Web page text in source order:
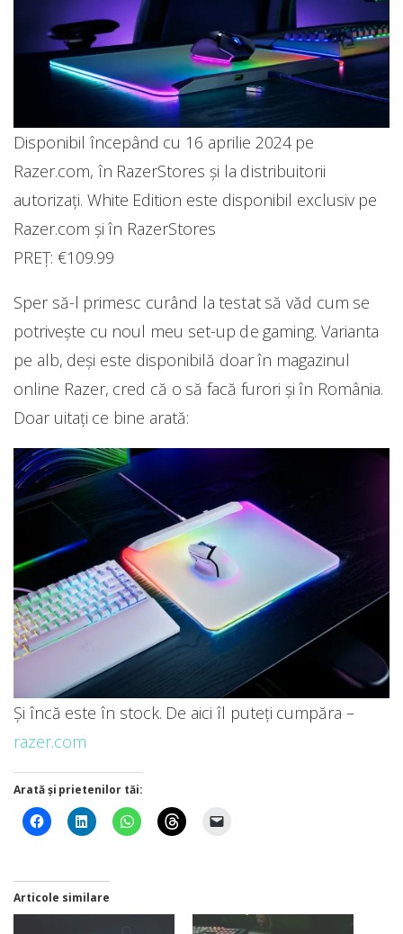
Disponibil începând cu 16 aprilie 2024 pe
Razer.com, în RazerStores și la distribuitorii
autorizați. White Edition este disponibil exclusiv pe
Razer.com și în RazerStores
PREȚ: €109.99
Sper să-l primesc curând la testat să văd cum se
potrivește cu noul meu set-up de gaming. Varianta
pe alb, deși este disponibilă doar în magazinul
online Razer, cred că o să facă furori și în România.
Doar uitați ce bine arată:
Și încă este în stock. De aici îl puteți cumpăra –
razer.com
Arată și prietenilor tăi:
Articole similare